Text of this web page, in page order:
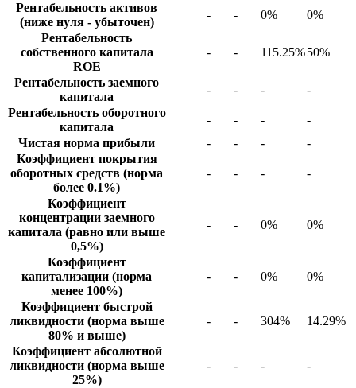
Рентабельность активов
(ниже нуля - убыточен)
- - 0% 0%
Рентабельность
собственного капитала
ROE
- - 115.25%50%
Рентабельность заемного
капитала
- - - -
Рентабельность оборотного
капитала
- - - -
Чистая норма прибыли
- - - -
Коэффициент покрытия
оборотных средств (норма
более 0.1%)
- - - -
Коэффициент
концентрации заемного
капитала (равно или выше
0,5%)
- - 0% 0%
Коэффициент
капитализации (норма
менее 100%)
- - 0% 0%
Коэффициент быстрой
ликвидности (норма выше
80% и выше)
- - 304% 14.29%
Коэффициент абсолютной
ликвидности (норма выше
25%)
- - - -